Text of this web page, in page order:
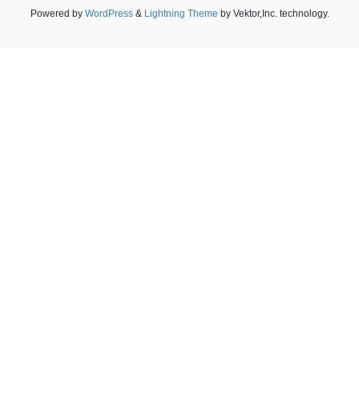
Powered by WordPress& Lightning Theme by Vektor,Inc. technology.